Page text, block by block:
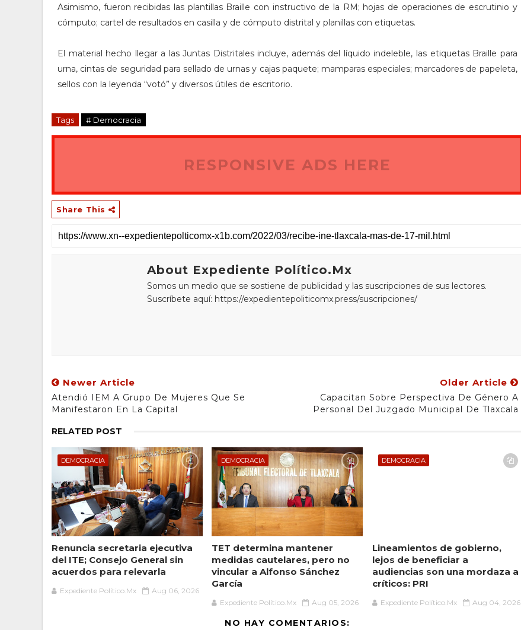
Asimismo, fueron recibidas las plantillas Braille con instructivo de la RM; hojas de operaciones de escrutinio y
cómputo; cartel de resultados en casilla y de cómputo distrital y planillas con etiquetas.
El material hecho llegar a las Juntas Distritales incluye, además del líquido indeleble, las etiquetas Braille para
urna, cintas de seguridad para sellado de urnas y cajas paquete; mamparas especiales; marcadores de papeleta,
sellos con la leyenda “votó” y diversos útiles de escritorio.
Tags # Democracia
RESPONSIVE ADS HERE
Share This
About Expediente Político.Mx
Somos un medio que se sostiene de publicidad y las suscripciones de sus lectores.
Suscríbete aquí: https://expedientepoliticomx.press/suscripciones/
Newer Article
Atendió IEM A Grupo De Mujeres Que Se
Manifestaron En La Capital
Older Article
Capacitan Sobre Perspectiva De Género A
Personal Del Juzgado Municipal De Tlaxcala
RELATED POST
DEMOCRACIA
Renuncia secretaria ejecutiva
del ITE; Consejo General sin
acuerdos para relevarla
Expediente Político.Mx Aug 06, 2026
DEMOCRACIA
TET determina mantener
medidas cautelares, pero no
vincular a Alfonso Sánchez
García
Expediente Político.Mx Aug 05, 2026
DEMOCRACIA
Lineamientos de gobierno,
lejos de beneficiar a
audiencias son una mordaza a
críticos: PRI
Expediente Político.Mx Aug 04, 2026
NO HAY COMENTARIOS: